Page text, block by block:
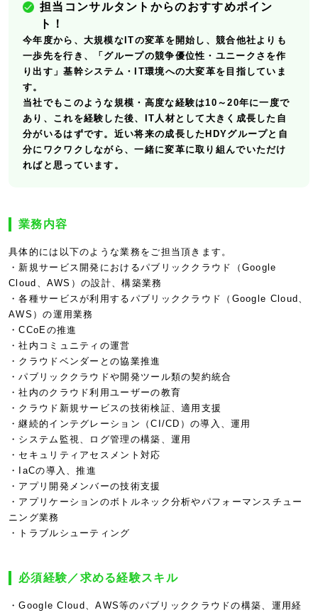
担当コンサルタントからのおすすめポイン
ト！
今年度から、大規模なITの変革を開始し、競合他社よりも
一歩先を行き、「グループの競争優位性・ユニークさを作
り出す」基幹システム・IT環境への大変革を目指していま
す。
当社でもこのような規模・高度な経験は10～20年に一度で
あり、これを経験した後、IT人材として大きく成長した自
分がいるはずです。近い将来の成長したHDYグループと自
分にワクワクしながら、一緒に変革に取り組んでいただけ
ればと思っています。
業務内容
具体的には以下のような業務をご担当頂きます。
・新規サービス開発におけるパブリッククラウド（Google
Cloud、AWS）の設計、構築業務
・各種サービスが利用するパブリッククラウド（Google Cloud、
AWS）の運用業務
・CCoEの推進
・社内コミュニティの運営
・クラウドベンダーとの協業推進
・パブリッククラウドや開発ツール類の契約統合
・社内のクラウド利用ユーザーの教育
・クラウド新規サービスの技術検証、適用支援
・継続的インテグレーション（CI/CD）の導入、運用
・システム監視、ログ管理の構築、運用
・セキュリティアセスメント対応
・IaCの導入、推進
・アプリ開発メンバーの技術支援
・アプリケーションのボトルネック分析やパフォーマンスチュー
ニング業務
・トラブルシューティング
必須経験／求める経験スキル
・Google Cloud、AWS等のパブリッククラウドの構築、運用経